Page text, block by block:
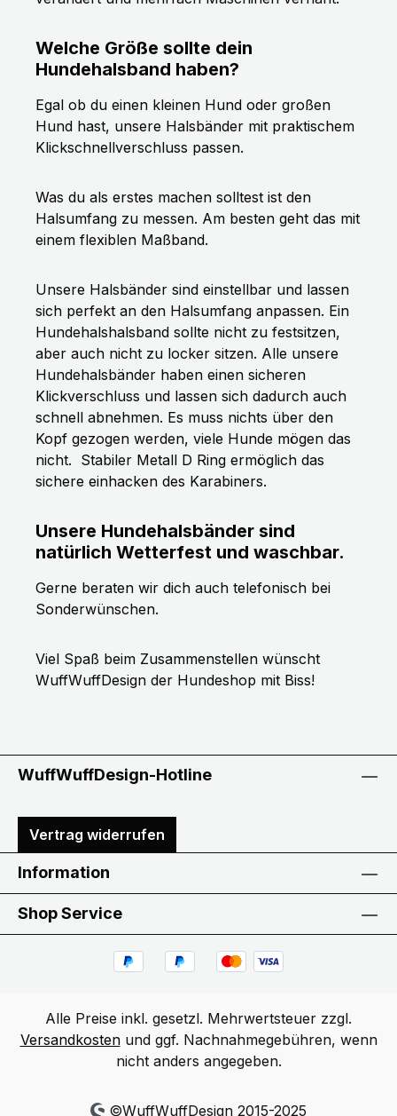
Welche Größe sollte dein
Hundehalsband haben?
Egal ob du einen kleinen Hund oder großen
Hund hast, unsere Halsbänder mit praktischem
Klickschnellverschluss passen.
Was du als erstes machen solltest ist den
Halsumfang zu messen. Am besten geht das mit
einem flexiblen Maßband.
Unsere Halsbänder sind einstellbar und lassen
sich perfekt an den Halsumfang anpassen. Ein
Hundehalshalsband sollte nicht zu festsitzen,
aber auch nicht zu locker sitzen. Alle unsere
Hundehalsbänder haben einen sicheren
Klickverschluss und lassen sich dadurch auch
schnell abnehmen. Es muss nichts über den
Kopf gezogen werden, viele Hunde mögen das
nicht. Stabiler Metall D Ring ermöglich das
sichere einhacken des Karabiners.
Unsere Hundehalsbänder sind
natürlich Wetterfest und waschbar.
Gerne beraten wir dich auch telefonisch bei
Sonderwünschen.
Viel Spaß beim Zusammenstellen wünscht
WuffWuffDesign der Hundeshop mit Biss!
WuffWuffDesign-Hotline
Vertrag widerrufen
Information
Shop Service
Alle Preise inkl. gesetzl. Mehrwertsteuer zzgl.
Versandkostenund ggf. Nachnahmegebühren, wenn
nicht anders angegeben.
©WuffWuffDesign 2015-2025